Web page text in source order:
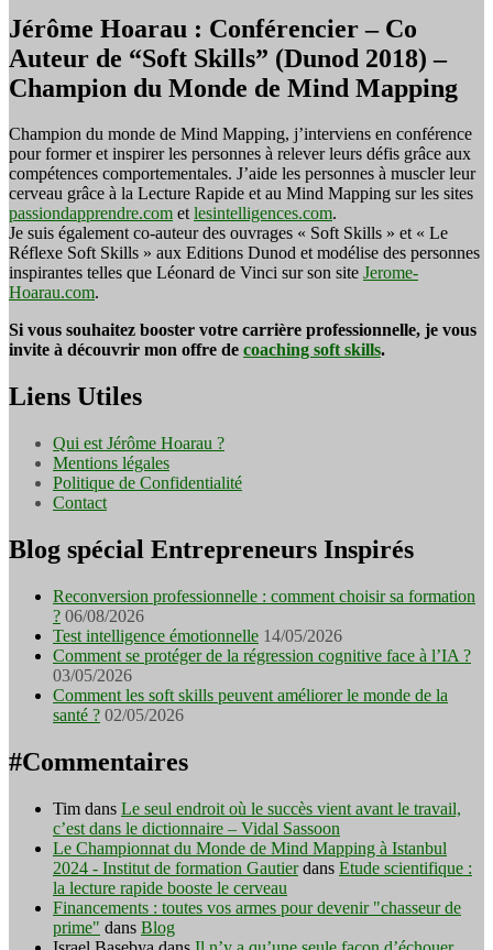
Jérôme Hoarau : Conférencier – Co
Auteur de “Soft Skills” (Dunod 2018) –
Champion du Monde de Mind Mapping
Champion du monde de Mind Mapping, j’interviens en conférence
pour former et inspirer les personnes à relever leurs défis grâce aux
compétences comportementales. J’aide les personnes à muscler leur
cerveau grâce à la Lecture Rapide et au Mind Mapping sur les sites
passiondapprendre.com etlesintelligences.com.
Je suis également co-auteur des ouvrages « Soft Skills » et « Le
Réflexe Soft Skills » aux Editions Dunod et modélise des personnes
inspirantes telles que Léonard de Vinci sur son site Jerome-
Hoarau.com.
Si vous souhaitez booster votre carrière professionnelle, je vous
invite à découvrir mon offre de coaching soft skills.
Liens Utiles
Qui est Jérôme Hoarau ?
Mentions légales
Politique de Confidentialité
Contact
Blog spécial Entrepreneurs Inspirés
Reconversion professionnelle : comment choisir sa formation
? 06/08/2026
Test intelligence émotionnelle 14/05/2026
Comment se protéger de la régression cognitive face à l’IA ?
03/05/2026
Comment les soft skills peuvent améliorer le monde de la
santé ? 02/05/2026
#Commentaires
Tim dans Le seul endroit où le succès vient avant le travail,
c’est dans le dictionnaire – Vidal Sassoon
Le Championnat du Monde de Mind Mapping à Istanbul
2024 - Institut de formation Gautierdans Etude scientifique :
la lecture rapide booste le cerveau
Financements : toutes vos armes pour devenir "chasseur de
prime" dans Blog